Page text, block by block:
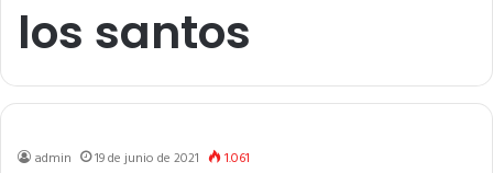
los santos
admin 19 de junio de 2021 1.061